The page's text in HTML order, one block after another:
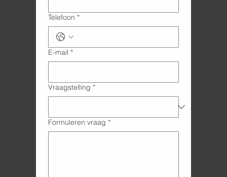
Telefoon *
E-mail *
Vraagstelling *
Formuleren vraag *